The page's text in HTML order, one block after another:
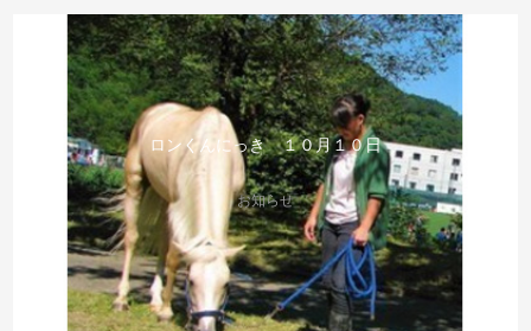
ロンくんにっき １０月１０日
お知らせ